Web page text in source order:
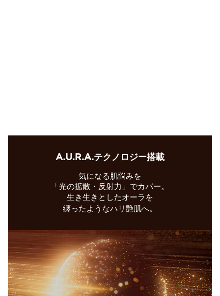
A.U.R.A.テクノロジー搭載
気になる肌悩みを
「光の拡散・反射力」でカバー。
生き生きとしたオーラを
纏ったようなハリ艶肌へ。